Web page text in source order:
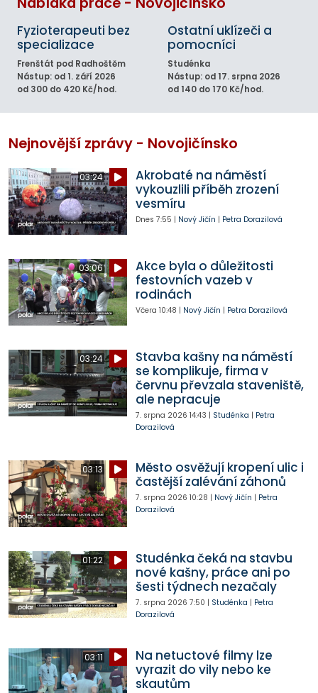
Fyzioterapeuti bez
specializace
Frenštát pod Radhoštěm
Nástup: od 1. září 2026
od 300 do 420 Kč/hod.
Ostatní uklízeči a
pomocníci
Studénka
Nástup: od 17. srpna 2026
od 140 do 170 Kč/hod.
Nejnovější zprávy - Novojičínsko
03:24
Akrobaté na náměstí
vykouzlili příběh zrození
vesmíru
Dnes 7:55 | Nový Jičín | Petra Dorazilová
03:06
Akce byla o důležitosti
festovních vazeb v
rodinách
Včera 10:48 | Nový Jičín | Petra Dorazilová
03:24
Stavba kašny na náměstí
se komplikuje, firma v
červnu převzala staveniště,
ale nepracuje
7. srpna 2026 14:43 | Studénka | Petra
Dorazilová
03:13
Město osvěžují kropení ulic i
častější zalévání záhonů
7. srpna 2026 10:28 | Nový Jičín | Petra
Dorazilová
01:22
Studénka čeká na stavbu
nové kašny, práce ani po
šesti týdnech nezačaly
7. srpna 2026 7:50 | Studénka | Petra
Dorazilová
03:11
Na netuctové filmy lze
vyrazit do vily nebo ke
skautům